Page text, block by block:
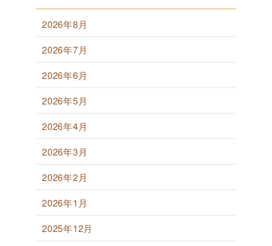
2026年8月
2026年7月
2026年6月
2026年5月
2026年4月
2026年3月
2026年2月
2026年1月
2025年12月